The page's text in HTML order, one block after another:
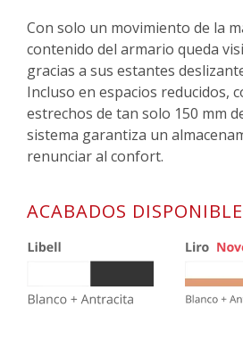
Con solo un movimiento de la
contenido del armario queda
gracias a sus estantes
Incluso en espacios reducidos,
estrechos de tan solo 150 mm
sistema garantiza un
renunciar al confort.
ACABADOS